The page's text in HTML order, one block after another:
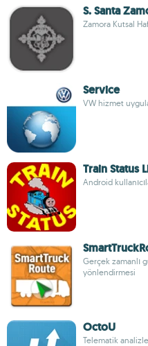
S. Santa
Zamora Kutsal
Service
VW hizmet
Train Status
Android
Gerçek zamanlı
yönlendirmesi
OctoU
Telematik